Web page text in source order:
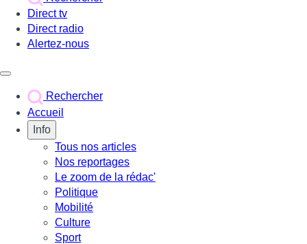
Direct tv
Direct radio
Alertez-nous
Rechercher
Accueil
Info
Tous nos articles
Nos reportages
Le zoom de la rédac'
Politique
Mobilité
Culture
Sport